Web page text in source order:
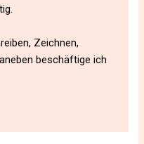
Zeichnen,
beschäftige ich